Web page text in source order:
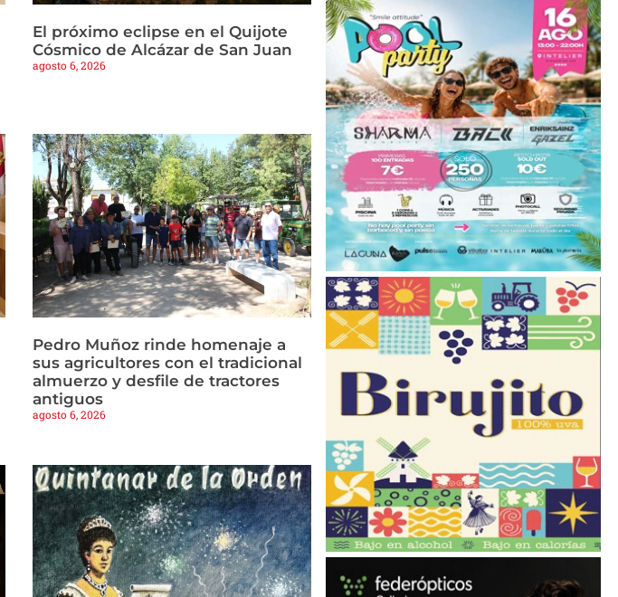
El próximo eclipse en el Quijote
Cósmico de Alcázar de San Juan
agosto 6, 2026
Pedro Muñoz rinde homenaje a
sus agricultores con el tradicional
almuerzo y desfile de tractores
antiguos
agosto 6, 2026